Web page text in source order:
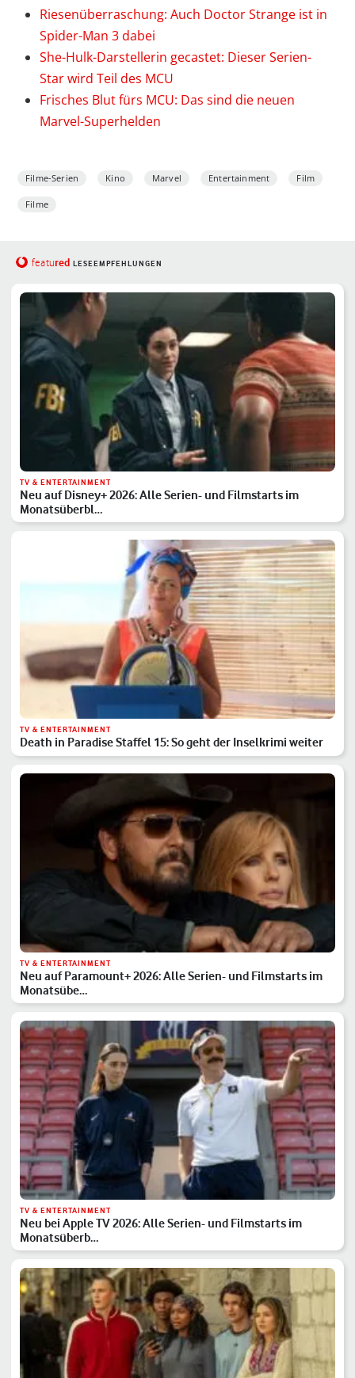
Riesenüberraschung: Auch Doctor Strange ist in
Spider-Man 3 dabei
She-Hulk-Darstellerin gecastet: Dieser Serien-
Star wird Teil des MCU
Frisches Blut fürs MCU: Das sind die neuen
Marvel-Superhelden
Filme-Serien Kino Marvel Entertainment Film
Filme
featured LESEEMPFEHLUNGEN
TV & ENTERTAINMENT
Neu auf Disney+ 2026: Alle Serien- und Filmstarts im
Monatsüberbl…
TV & ENTERTAINMENT
Death in Paradise Staffel 15: So geht der Inselkrimi weiter
TV & ENTERTAINMENT
Neu auf Paramount+ 2026: Alle Serien- und Filmstarts im
Monatsübe…
TV & ENTERTAINMENT
Neu bei Apple TV 2026: Alle Serien- und Filmstarts im
Monatsüberb…